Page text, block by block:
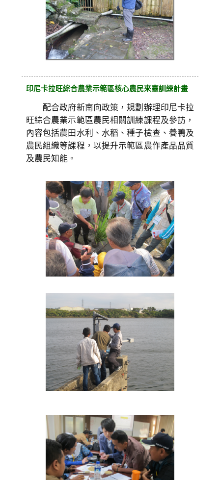
印尼卡拉旺綜合農業示範區核心農民來臺訓練計畫
配合政府新南向政策，規劃辦理印尼卡拉
旺綜合農業示範區農民相關訓練課程及參訪，
內容包括農田水利、水稻、種子檢查、養鴨及
農民組織等課程，以提升示範區農作產品品質
及農民知能。